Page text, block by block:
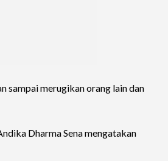
sampai merugikan orang lain dan
Dharma Sena mengatakan